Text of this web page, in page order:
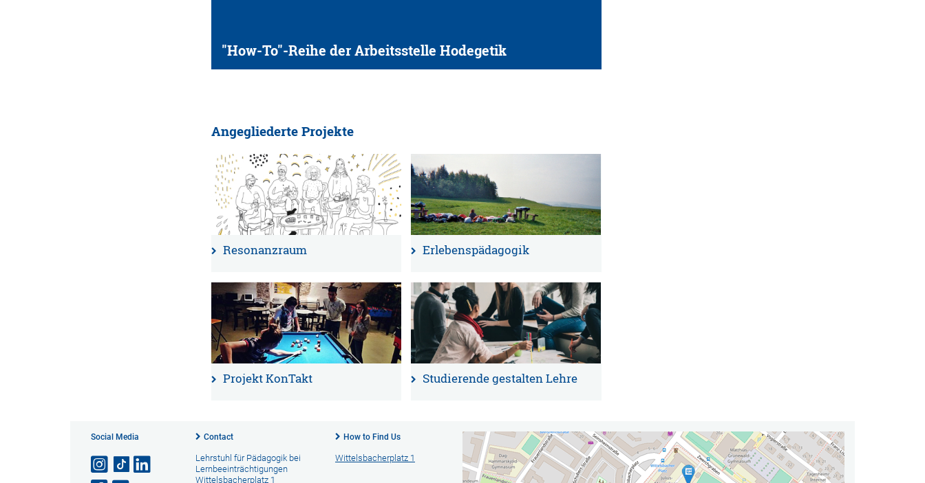
"How-To"-Reihe der Arbeitsstelle Hodegetik
Angegliederte Projekte
Resonanzraum Erlebenspädagogik
Projekt KonTakt Studierende gestalten Lehre
Social Media Contact
Lehrstuhl für Pädagogik bei
Lernbeeinträchtigungen
Wittelsbacherplatz 1
How to Find Us
Wittelsbacherplatz 1